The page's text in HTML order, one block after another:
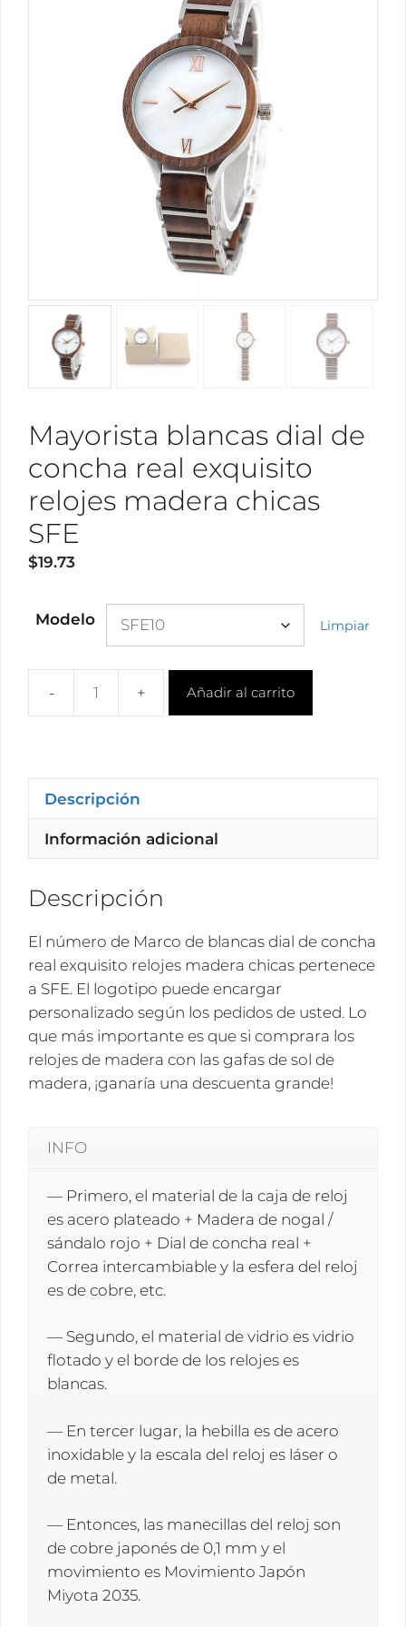
Mayorista blancas dial de
concha real exquisito
relojes madera chicas
SFE
$19.73
Modelo Limpiar
Mayorista
real
exquisito
SFE
cantidad
Añadir al carrito
Descripción
Información adicional
Descripción
El número de Marco de blancas dial de concha
real exquisito relojes madera chicas pertenece
a SFE. El logotipo puede encargar
personalizado según los pedidos de usted. Lo
que más importante es que si comprara los
relojes de madera con las gafas de sol de
madera, ¡ganaría una descuenta grande!
INFO
— Primero, el material de la caja de reloj
es acero plateado + Madera de nogal /
sándalo rojo + Dial de concha real +
Correa intercambiable y la esfera del reloj
es de cobre, etc.
— Segundo, el material de vidrio es vidrio
flotado y el borde de los relojes es
blancas.
— En tercer lugar, la hebilla es de acero
inoxidable y la escala del reloj es láser o
de metal.
— Entonces, las manecillas del reloj son
de cobre japonés de 0,1 mm y el
movimiento es Movimiento Japón
Miyota 2035.